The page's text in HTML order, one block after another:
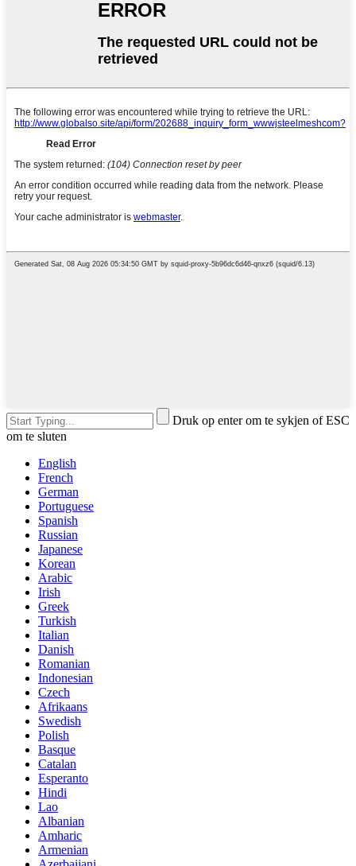
Druk op enter om te sykjen of ESC
om te sluten
English
French
German
Portuguese
Spanish
Russian
Japanese
Korean
Arabic
Irish
Greek
Turkish
Italian
Danish
Romanian
Indonesian
Czech
Afrikaans
Swedish
Polish
Basque
Catalan
Esperanto
Hindi
Lao
Albanian
Amharic
Armenian